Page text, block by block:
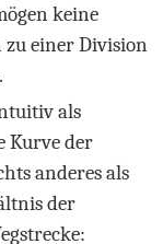
keine
zu einer Division
als
Kurve der
anderes als
der